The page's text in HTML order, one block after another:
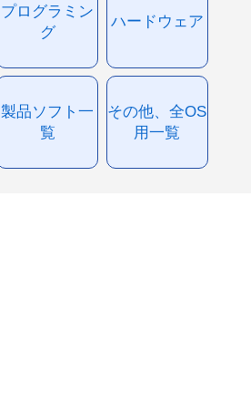
プログラミン
グ
ハードウェア
製品ソフト一
覧
その他、全OS
用一覧